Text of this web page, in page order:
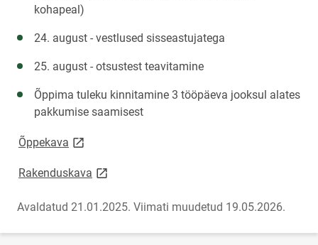
kohapeal)
24. august - vestlused sisseastujatega
25. august - otsustest teavitamine
Õppima tuleku kinnitamine 3 tööpäeva jooksul alates
pakkumise saamisest
Õppekava link opens on new page
Rakenduskava link opens on new page
Avaldatud 21.01.2025. Viimati muudetud 19.05.2026.